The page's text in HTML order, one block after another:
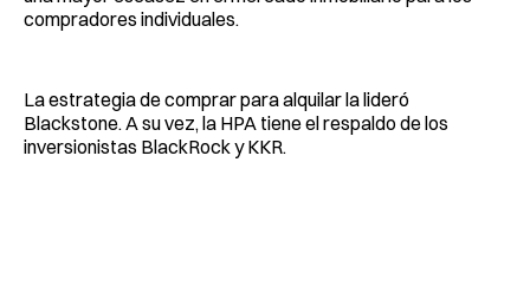
compradores individuales.
La estrategia de comprar para alquilar la lideró
Blackstone. A su vez, la HPA tiene el respaldo de los
inversionistas BlackRock y KKR.